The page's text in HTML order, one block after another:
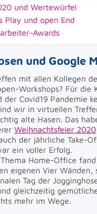
und Wertewürfel
Play und open End
Awards
und Google
mit allen Kollegen
Workshops? Für die
der Covid19 Pandemie
wir in virtuellen
alte Hasen. Das
Weihnachtsfeier 2020
der jährliche Take-
ein voller Erfolg.
Thema Home-Office
eigenen Vier Wänden,
Tag der
gleichzeitig
mehr im Wege.